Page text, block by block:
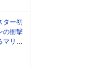
た
オンズ
ター初
の衝撃
マリー
カメ
ラ】